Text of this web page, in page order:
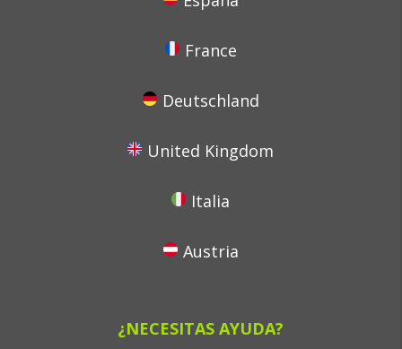
France
Deutschland
United Kingdom
Italia
Austria
¿NECESITAS AYUDA?